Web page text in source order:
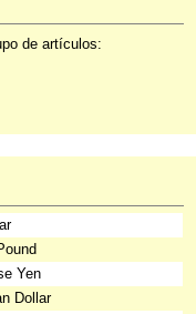
de artículos:
Yen
Dollar